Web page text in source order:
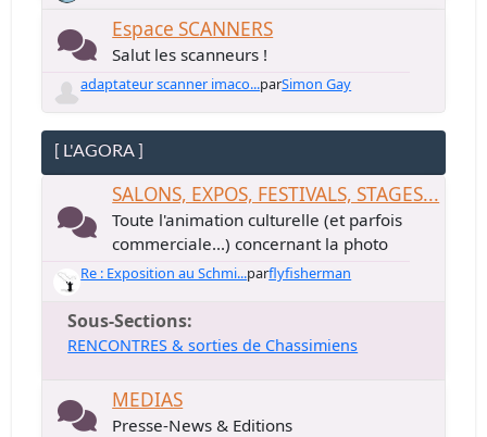
Espace SCANNERS
Salut les scanneurs !
adaptateur scanner imaco...parSimon Gay
[ L'AGORA ]
SALONS, EXPOS, FESTIVALS, STAGES...
Toute l'animation culturelle (et parfois
commerciale...) concernant la photo
Re : Exposition au Schmi...parflyfisherman
Sous-Sections
RENCONTRES & sorties de Chassimiens
MEDIAS
Presse-News & Editions